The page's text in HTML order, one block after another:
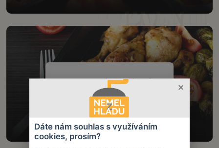
Druhy jídelníčků
Dáte nám souhlas s využíváním
cookies, prosím?